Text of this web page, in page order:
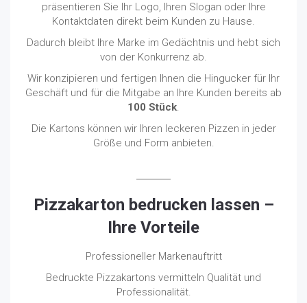
präsentieren Sie Ihr Logo, Ihren Slogan oder Ihre
Kontaktdaten direkt beim Kunden zu Hause.
Dadurch bleibt Ihre Marke im Gedächtnis und hebt sich
von der Konkurrenz ab.
Wir konzipieren und fertigen Ihnen die Hingucker für Ihr
Geschäft und für die Mitgabe an Ihre Kunden bereits ab
100 Stück.
Die Kartons können wir Ihren leckeren Pizzen in jeder
Größe und Form anbieten.
Pizzakarton bedrucken lassen –
Ihre Vorteile
Professioneller Markenauftritt
Bedruckte Pizzakartons vermitteln Qualität und
Professionalität.